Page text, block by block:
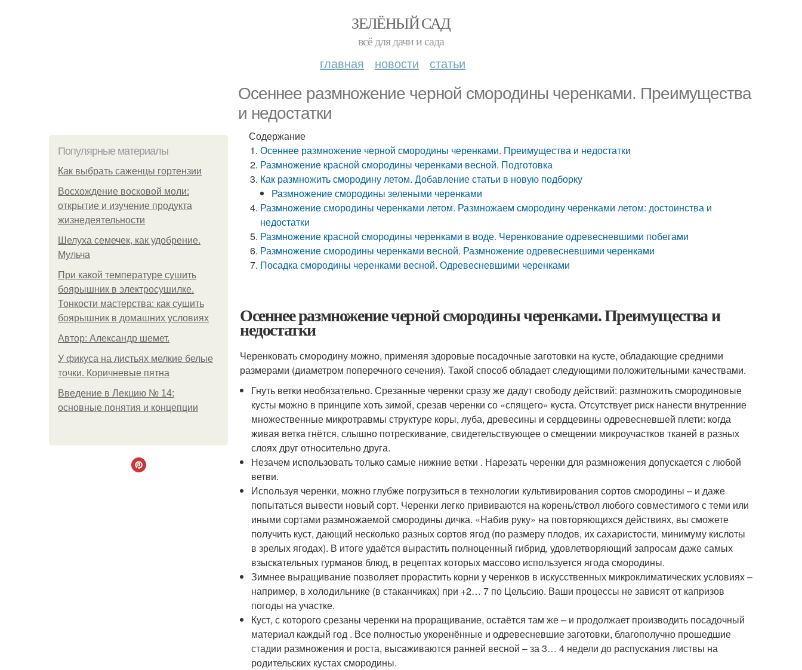
ЗЕЛЁНЫЙ САД
всё для дачи и сада
главная новости статьи
Осеннее размножение черной смородины черенками. Преимущества
и недостатки
Популярные материалы
Как выбрать саженцы гортензии
Восхождение восковой моли:
открытие и изучение продукта
жизнедеятельности
Шелуха семечек, как удобрение.
Мульча
При какой температуре сушить
боярышник в электросушилке.
Тонкости мастерства: как сушить
боярышник в домашних условиях
Автор: Александр шемет.
У фикуса на листьях мелкие белые
точки. Коричневые пятна
Введение в Лекцию № 14:
основные понятия и концепции
Содержание
Осеннее размножение черной смородины черенками. Преимущества и недостатки
Размножение красной смородины черенками весной. Подготовка
Как размножить смородину летом. Добавление статьи в новую подборку
Размножение смородины зелеными черенками
Размножение смородины черенками летом. Размножаем смородину черенками летом: достоинства и
недостатки
Размножение красной смородины черенками в воде. Черенкование одревесневшими побегами
Размножение смородины черенками весной. Размножение одревесневшими черенками
Посадка смородины черенками весной. Одревесневшими черенками
Осеннее размножение черной смородины черенками. Преимущества и
недостатки
Черенковать смородину можно, применяя здоровые посадочные заготовки на кусте, обладающие средними
размерами (диаметром поперечного сечения). Такой способ обладает следующими положительными качествами.
Гнуть ветки необязательно. Срезанные черенки сразу же дадут свободу действий: размножить смородиновые
кусты можно в принципе хоть зимой, срезав черенки со «спящего» куста. Отсутствует риск нанести внутренние
множественные микротравмы структуре коры, луба, древесины и сердцевины одревесневшей плети: когда
живая ветка гнётся, слышно потрескивание, свидетельствующее о смещении микроучастков тканей в разных
слоях друг относительно друга.
Незачем использовать только самые нижние ветки . Нарезать черенки для размножения допускается с любой
ветви.
Используя черенки, можно глубже погрузиться в технологии культивирования сортов смородины – и даже
попытаться вывести новый сорт. Черенки легко прививаются на корень/ствол любого совместимого с теми или
иными сортами размножаемой смородины дичка. «Набив руку» на повторяющихся действиях, вы сможете
получить куст, дающий несколько разных сортов ягод (по размеру плодов, их сахаристости, минимуму кислоты
в зрелых ягодах). В итоге удаётся вырастить полноценный гибрид, удовлетворяющий запросам даже самых
взыскательных гурманов блюд, в рецептах которых массово используется ягода смородины.
Зимнее выращивание позволяет прорастить корни у черенков в искусственных микроклиматических условиях –
например, в холодильнике (в стаканчиках) при +2… 7 по Цельсию. Ваши процессы не зависят от капризов
погоды на участке.
Куст, с которого срезаны черенки на проращивание, остаётся там же – и продолжает производить посадочный
материал каждый год . Все полностью укоренённые и одревесневшие заготовки, благополучно прошедшие
стадии размножения и роста, высаживаются ранней весной – за 3… 4 недели до распускания листвы на
родительских кустах смородины.